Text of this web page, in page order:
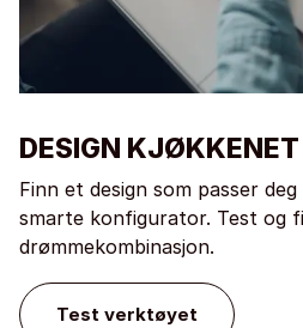
DESIGN
Finn et design som passer
smarte konfigurator. Test og
drømmekombinasjon.
Test verktøyet